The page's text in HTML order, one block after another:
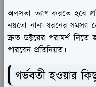
অলসতা ত্যাগ করতে হবে
নয়তো নানা ধরনের সমস্যা
দ্রুত ডক্টরের পরামর্শ
পারবেন প্রতিনিয়ত।
গর্ভবতী হওয়ার